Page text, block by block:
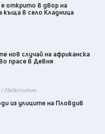
открито в двор на
къща в село Кладница
нов случай на африканска
прасе в Девня
/ Любопитно
из улиците на Пловдив